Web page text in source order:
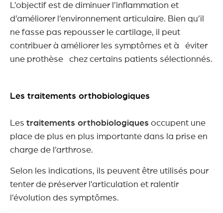
L’objectif est de diminuer l’inflammation et
d’améliorer l’environnement articulaire. Bien qu’il
ne fasse pas repousser le cartilage, il peut
contribuer à améliorer les symptômes et à éviter
une prothèse chez certains patients sélectionnés.
Les traitements orthobiologiques
Les traitements orthobiologiques occupent une
place de plus en plus importante dans la prise en
charge de l’arthrose.
Selon les indications, ils peuvent être utilisés pour
tenter de préserver l’articulation et ralentir
l’évolution des symptômes.